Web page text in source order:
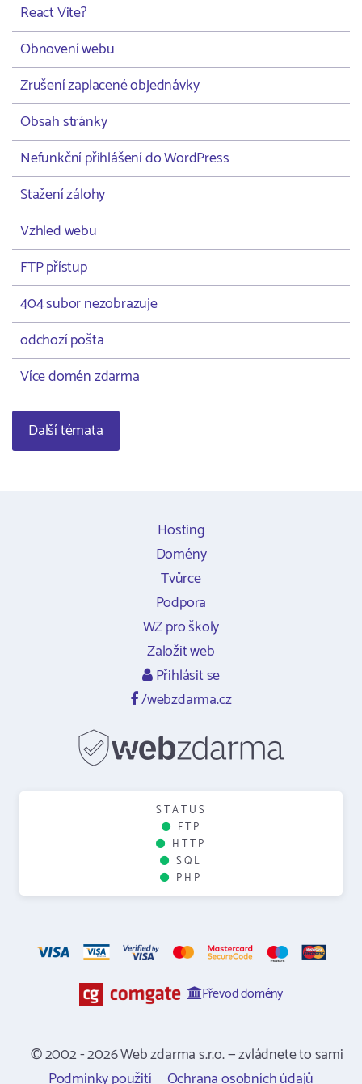
React Vite?
Obnovení webu
Zrušení zaplacené objednávky
Obsah stránky
Nefunkční přihlášení do WordPress
Stažení zálohy
Vzhled webu
FTP přístup
404 subor nezobrazuje
odchozí pošta
Více domén zdarma
Další témata
Hosting
Domény
Tvůrce
Podpora
WZ pro školy
Založit web
Přihlásit se
/webzdarma.cz
STATUS
FTP
HTTP
SQL
PHP
Převod domény
© 2002 - 2026 Web zdarma s.r.o. — zvládnete to sami